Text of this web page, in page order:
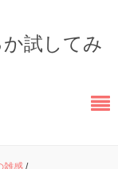
試してみ
雑感 /